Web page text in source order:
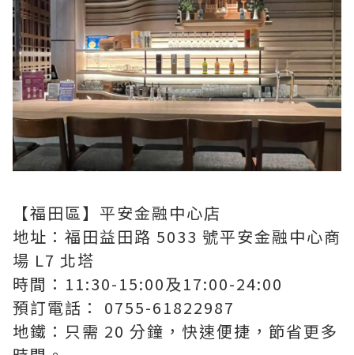
【福田區】平安金融中心店
地址：福田益田路 5033 號平安金融中心商
場 L7 北塔
時間：11:30-15:00及17:00-24:00
預訂電話： 0755-61822987
地鐵：只需 20 分鐘，快速便捷，節省更多